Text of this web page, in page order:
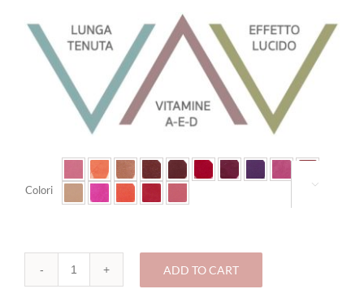
Colori 
1260
ADD TO CART